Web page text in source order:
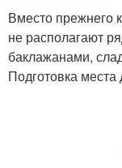
Вместо прежнего
не располагают
баклажанами,
Подготовка